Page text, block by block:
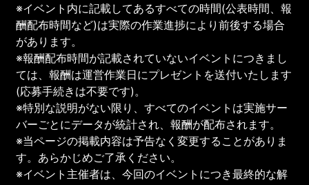
※イベント内に記載してあるすべての時間(公表時間、報
酬配布時間など)は実際の作業進捗により前後する場合
があります。
※報酬配布時間が記載されていないイベントにつきまし
ては、報酬は運営作業日にプレゼントを送付いたします
(応募手続きは不要です)。
※特別な説明がない限り、すべてのイベントは実施サー
バーごとにデータが統計され、報酬が配布されます。
※当ページの掲載内容は予告なく変更することがありま
す。あらかじめご了承ください。
※イベント主催者は、今回のイベントにつき最終的な解